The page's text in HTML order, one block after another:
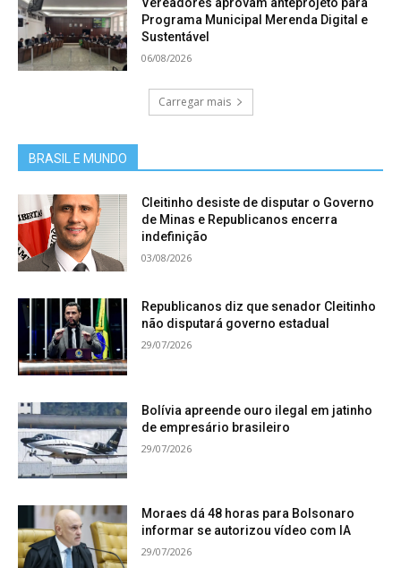
Programa Municipal Merenda Digital e
Sustentável
06/08/2026
Carregar mais
BRASIL E MUNDO
Cleitinho desiste de disputar o Governo
de Minas e Republicanos encerra
indefinição
03/08/2026
Republicanos diz que senador Cleitinho
não disputará governo estadual
29/07/2026
Bolívia apreende ouro ilegal em jatinho
de empresário brasileiro
29/07/2026
Moraes dá 48 horas para Bolsonaro
informar se autorizou vídeo com IA
29/07/2026